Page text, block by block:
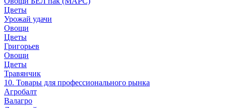
Цветы
Урожай удачи
Овощи
Цветы
Григорьев
Овощи
Цветы
Травянчик
10. Товары для профессионального рынка
Агробалт
Валагро